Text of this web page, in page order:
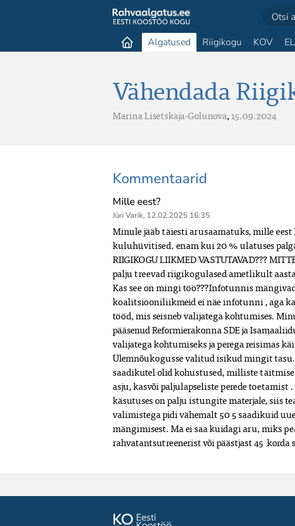
Algatused Riigikogu KOV EL
Vähendada
Marina Lisetskaja-Golunova,15.09.2024
Kommentaarid
Mille eest?
Jüri Varik, 12.02.2025 16:35
Minule jääb täiesti arusaamatuks, mille
kuluhüvitised. enam kui 20 % ulatuses
RIIGIKOGU LIIKMED VASTUTAVAD???
palju treevad riigikogulased ametlikult
Kas see on mingi töö???Infotunnis
koalitsiooniliikmeid ei näe infotunni , aga
tööd, mis seisneb valijatega kohtumises.
pääsenud Reformierakonna SDE ja
valijatega kohtumiseks ja perega reisimas
Ülemnõukogusse valitud isikud mingit
saadikutel olid kohustused, milliste
asju, kasvõi paljulapseliste perede
käsutuses on palju istungite materjale, siis
valimistega pidi vähemalt 50 5 saadikuid
mängimisest. Ma ei saa kuidagi aru, miks
rahvatantsutreenerist või päästjast 45  korda